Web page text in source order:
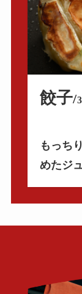
餃子/
もっち
めたジ